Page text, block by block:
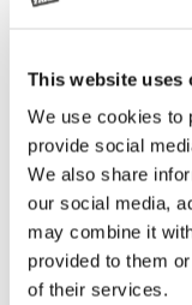
This website uses
We use cookies to
provide social
We also share
our social media,
may combine it
provided to them
of their services.
Rotor, komplett med
OR80013456G
(ex. moms)